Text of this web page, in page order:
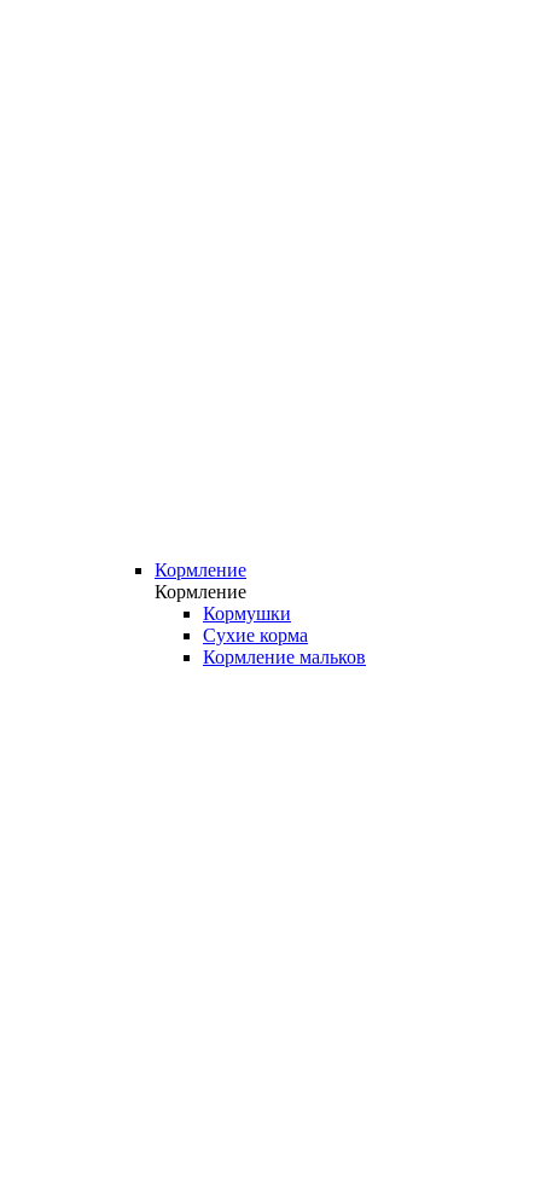
Кормление
Кормление
Кормушки
Сухие корма
Кормление мальков